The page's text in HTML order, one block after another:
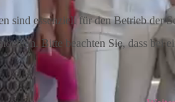
sind essenziell für den Betrieb der
Bitte beachten Sie, dass